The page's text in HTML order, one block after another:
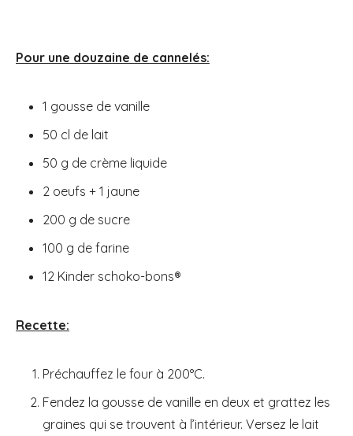
Pour une douzaine de cannelés:
1 gousse de vanille
50 cl de lait
50 g de crème liquide
2 oeufs + 1 jaune
200 g de sucre
100 g de farine
12 Kinder schoko-bons®
Recette:
Préchauffez le four à 200°C.
Fendez la gousse de vanille en deux et grattez les
graines qui se trouvent à l’intérieur. Versez le lait